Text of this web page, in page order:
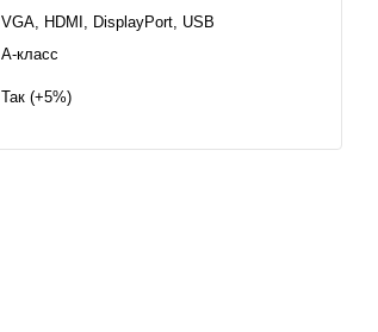
VGA, HDMI, DisplayPort, USB
А-класс
Так (+5%)